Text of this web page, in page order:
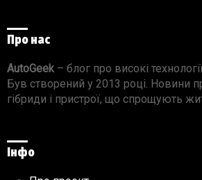
Про нас
AutoGeek– блог про високі
Був створений у 2013 році. Новини
гібриди і пристрої, що спрощують
Інфо